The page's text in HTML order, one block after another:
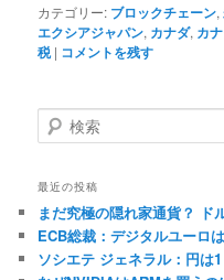
カテゴリー: ブロックチェーン,
エクシアジャパン, カナダ, カ
税 | コメントを残す
検
索
最近の投稿
まだ究極の隠れ家通貨？ ド
ECB総裁：デジタルユーロ
ソシエテ ジェネラル：円は